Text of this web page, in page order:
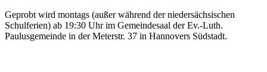
Geprobt wird montags (außer während der niedersächsischen
Schulferien) ab 19:30 Uhr im Gemeindesaal der Ev.-Luth.
Paulusgemeinde in der Meterstr. 37 in Hannovers Südstadt.